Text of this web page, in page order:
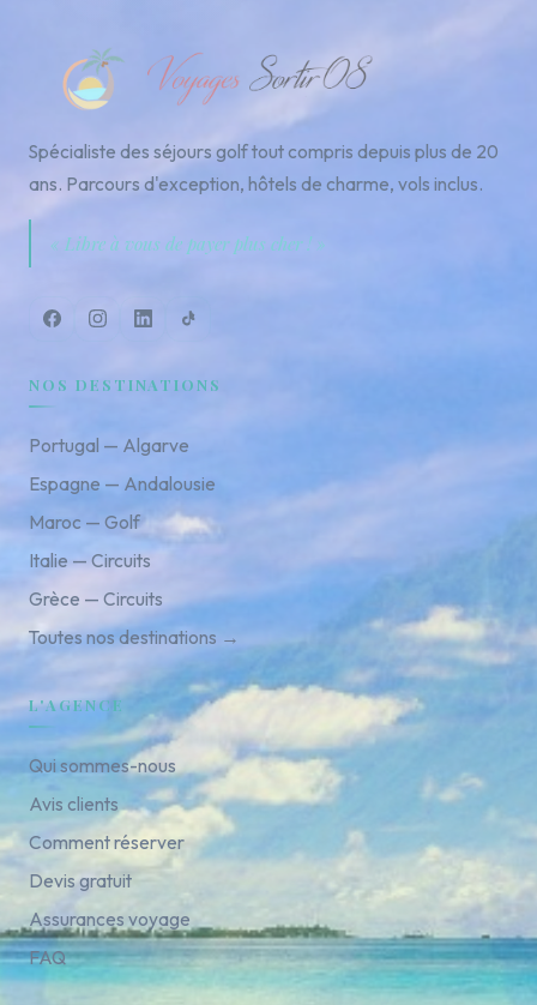
Spécialiste des séjours golf tout compris depuis plus de 20
ans. Parcours d'exception, hôtels de charme, vols inclus.
« Libre à vous de payer plus cher ! »
NOS DESTINATIONS
Portugal — Algarve
Espagne — Andalousie
Maroc — Golf
Italie — Circuits
Grèce — Circuits
Toutes nos destinations →
L'AGENCE
Qui sommes-nous
Avis clients
Comment réserver
Devis gratuit
Assurances voyage
FAQ